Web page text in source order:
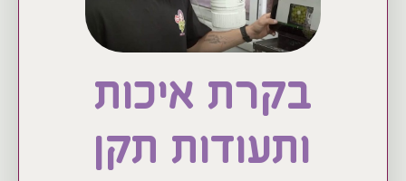
בקרת איכות
ותעודות תקן